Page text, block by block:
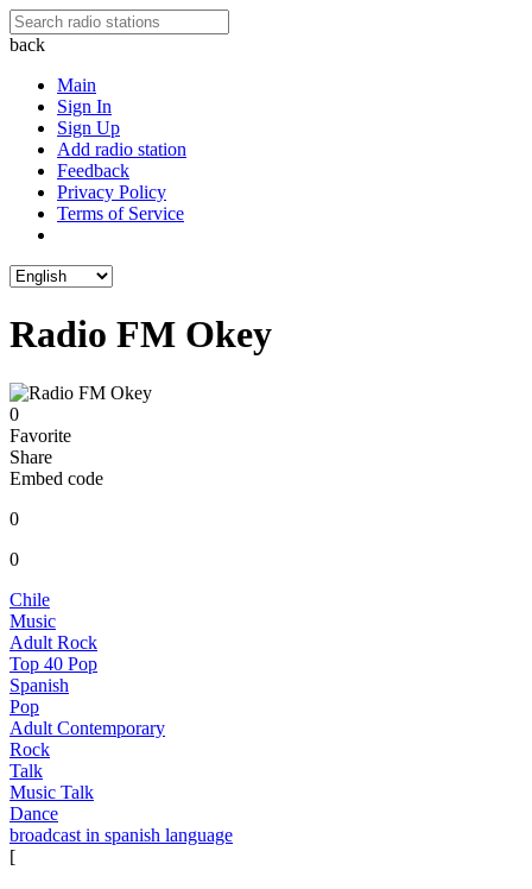
back
Main
Sign In
Sign Up
Add radio station
Feedback
Privacy Policy
Terms of Service
Radio FM Okey
0
Favorite
Share
Embed code
0
0
Chile
Music
Adult Rock
Top 40 Pop
Spanish
Pop
Adult Contemporary
Rock
Talk
Music Talk
Dance
broadcast in spanish language
[